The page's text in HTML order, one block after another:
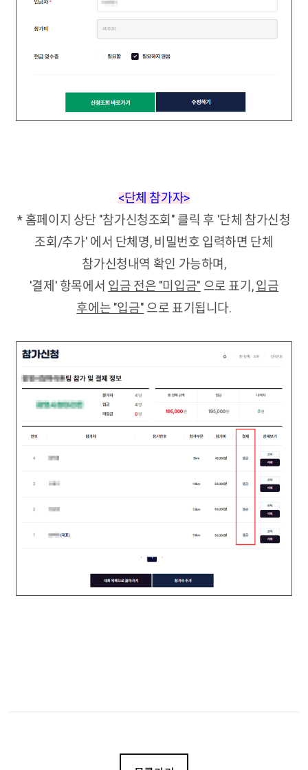
<단체 참가자>
* 홈페이지 상단 "참가신청조회" 클릭 후 '단체 참가신청
조회/추가' 에서 단체명, 비밀번호 입력하면 단체
참가신청내역 확인 가능하며,
'결제' 항목에서 입금 전은 "미입금" 으로 표기,입금
후에는 "입금" 으로 표기됩니다.